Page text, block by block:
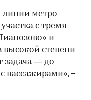
линии метро
с тремя
и
высокой степени
задача — до
пассажирами», −